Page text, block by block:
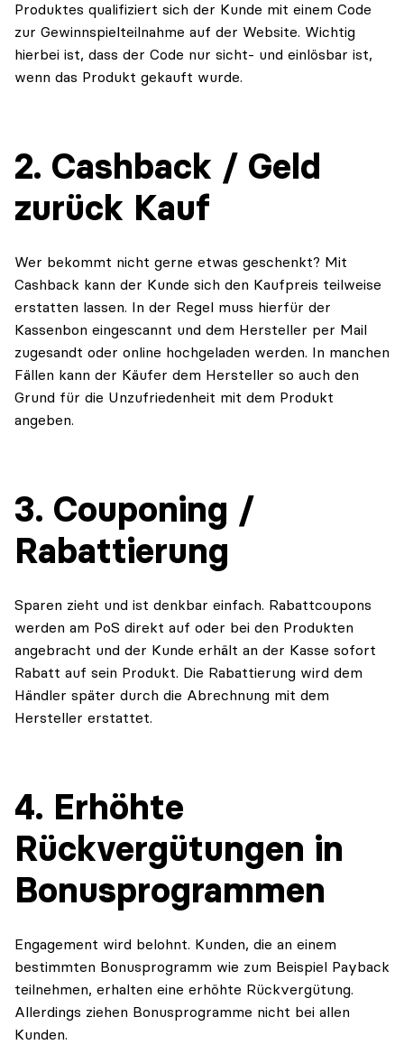
Produktes qualifiziert sich der Kunde mit einem Code
zur Gewinnspielteilnahme auf der Website. Wichtig
hierbei ist, dass der Code nur sicht- und einlösbar ist,
wenn das Produkt gekauft wurde.
2. Cashback / Geld
zurück Kauf
Wer bekommt nicht gerne etwas geschenkt? Mit
Cashback kann der Kunde sich den Kaufpreis teilweise
erstatten lassen. In der Regel muss hierfür der
Kassenbon eingescannt und dem Hersteller per Mail
zugesandt oder online hochgeladen werden. In manchen
Fällen kann der Käufer dem Hersteller so auch den
Grund für die Unzufriedenheit mit dem Produkt
angeben.
3. Couponing /
Rabattierung
Sparen zieht und ist denkbar einfach. Rabattcoupons
werden am PoS direkt auf oder bei den Produkten
angebracht und der Kunde erhält an der Kasse sofort
Rabatt auf sein Produkt. Die Rabattierung wird dem
Händler später durch die Abrechnung mit dem
Hersteller erstattet.
4. Erhöhte
Rückvergütungen in
Bonusprogrammen
Engagement wird belohnt. Kunden, die an einem
bestimmten Bonusprogramm wie zum Beispiel Payback
teilnehmen, erhalten eine erhöhte Rückvergütung.
Allerdings ziehen Bonusprogramme nicht bei allen
Kunden.